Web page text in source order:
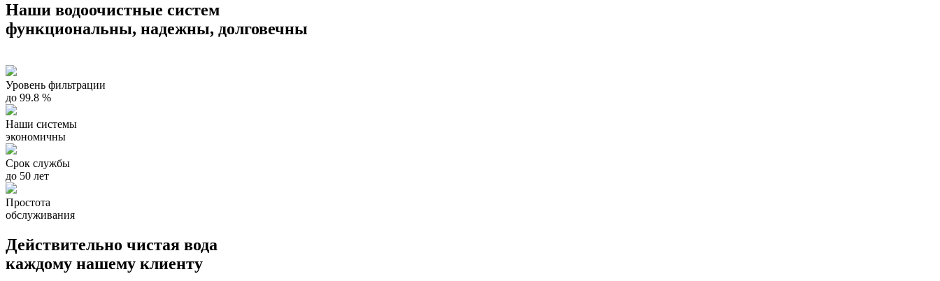
Наши водоочистные систем
функциональны, надежны, долговечны
Уровень фильтрации
до 99.8 %
Наши системы
экономичны
Срок службы
до 50 лет
Простота
обслуживания
Действительно чистая вода
каждому нашему клиенту